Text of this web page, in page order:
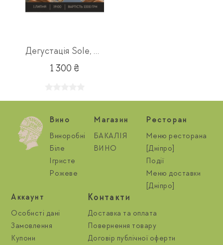
Дегустація Sole, Mare e Vino 01.07
1 300 ₴
Вино
Виноробні
Біле
Ігристе
Рожеве
Магазин
БАКАЛІЯ
ВИНО
Ресторан
Меню ресторана
[Дніпро]
Події
Меню доставки
[Дніпро]
Aккаунт
Особисті дані
Замовлення
Купони
Контакти
Доставка та оплата
Повернення товару
Договір публічної оферти